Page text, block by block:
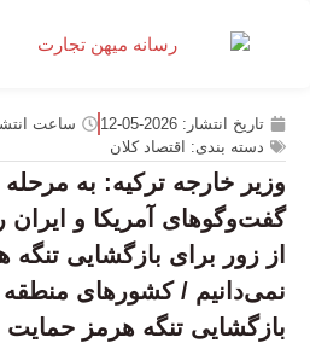
تاریخ انتشار: 2026-05-12 ساعت
دسته بندی: اقتصاد کلان
وزیر خارجه ترکیه: به
گفت‌وگوهای آمریکا و ایران
از زور برای بازگشایی تنگه
نمی‌دانیم / کشورهای
بازگشایی تنگه هرمز حمایت